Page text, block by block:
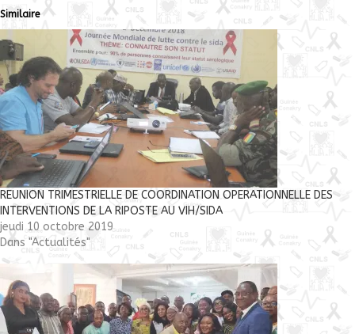
Similaire
REUNION TRIMESTRIELLE DE COORDINATION OPERATIONNELLE DES
INTERVENTIONS DE LA RIPOSTE AU VIH/SIDA
jeudi 10 octobre 2019
Dans "Actualités"